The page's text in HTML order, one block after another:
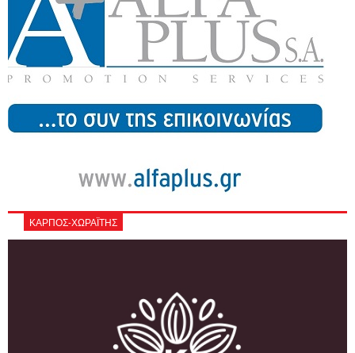
ΚΑΡΠΟΣ-ΧΩΡΑΪΤΗΣ